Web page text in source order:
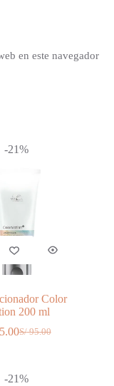
en este navegador
-21%
Color
200 ml
S/95.00
El
era:
El
es:
-21%